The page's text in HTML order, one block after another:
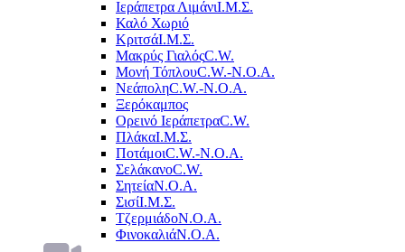
Ιεράπετρα ΛιμάνιΙ.Μ.Σ.
Καλό Χωριό
ΚριτσάΙ.Μ.Σ.
Μακρύς ΓιαλόςC.W.
Μονή ΤόπλουC.W.-Ν.Ο.Α.
ΝεάποληC.W.-Ν.Ο.Α.
Ξερόκαμπος
Ορεινό ΙεράπετραC.W.
ΠλάκαΙ.Μ.Σ.
ΠοτάμοιC.W.-Ν.Ο.Α.
ΣελάκανοC.W.
ΣητείαΝ.Ο.Α.
ΣισίΙ.Μ.Σ.
ΤζερμιάδοΝ.Ο.Α.
ΦινοκαλιάΝ.Ο.Α.